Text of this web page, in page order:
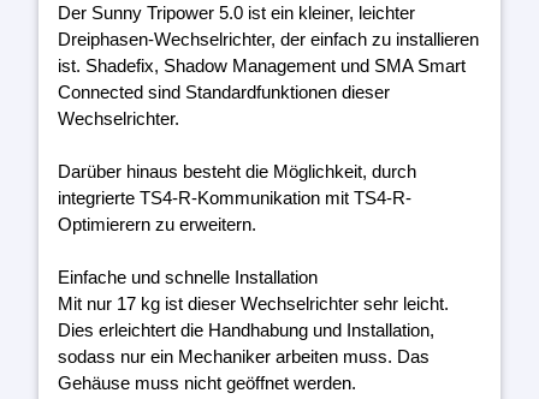
Der Sunny Tripower 5.0 ist ein kleiner, leichter
Dreiphasen-Wechselrichter, der einfach zu installieren
ist. Shadefix, Shadow Management und SMA Smart
Connected sind Standardfunktionen dieser
Wechselrichter.
Darüber hinaus besteht die Möglichkeit, durch
integrierte TS4-R-Kommunikation mit TS4-R-
Optimierern zu erweitern.
Einfache und schnelle Installation
Mit nur 17 kg ist dieser Wechselrichter sehr leicht.
Dies erleichtert die Handhabung und Installation,
sodass nur ein Mechaniker arbeiten muss. Das
Gehäuse muss nicht geöffnet werden.